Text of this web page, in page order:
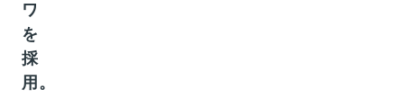
ワ
を
採
用。